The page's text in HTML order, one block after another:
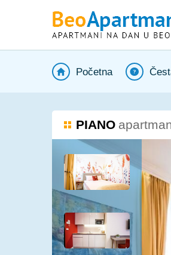
Početna
PIANO